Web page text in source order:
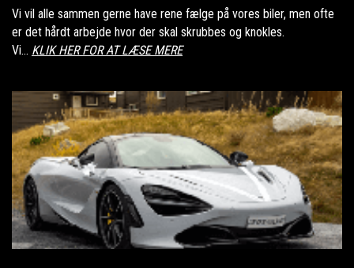
Vi vil alle sammen gerne have rene fælge på vores biler, men ofte
er det hårdt arbejde hvor der skal skrubbes og knokles.
Vi... KLIK HER FOR AT LÆSE MERE